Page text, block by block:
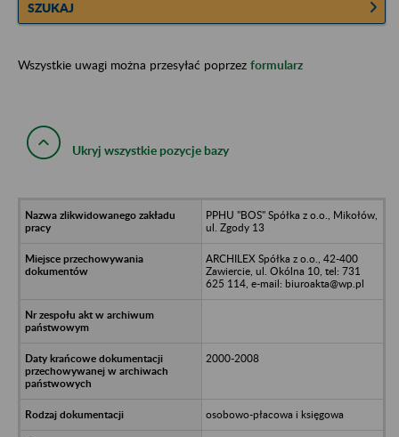
SZUKAJ
Wszystkie uwagi można przesyłać poprzez formularz
Ukryj wszystkie pozycje bazy
PPHU "BOS" Spółka z o.o., Mikołów,
ul. Zgody 13
ARCHILEX Spółka z o.o., 42-400
Zawiercie, ul. Okólna 10, tel: 731
625 114, e-mail: biuroakta@wp.pl
2000-2008
osobowo-płacowa i księgowa